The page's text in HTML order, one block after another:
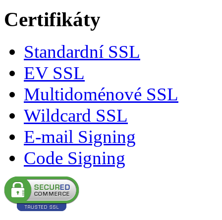
Certifikáty
Standardní SSL
EV SSL
Multidoménové SSL
Wildcard SSL
E-mail Signing
Code Signing